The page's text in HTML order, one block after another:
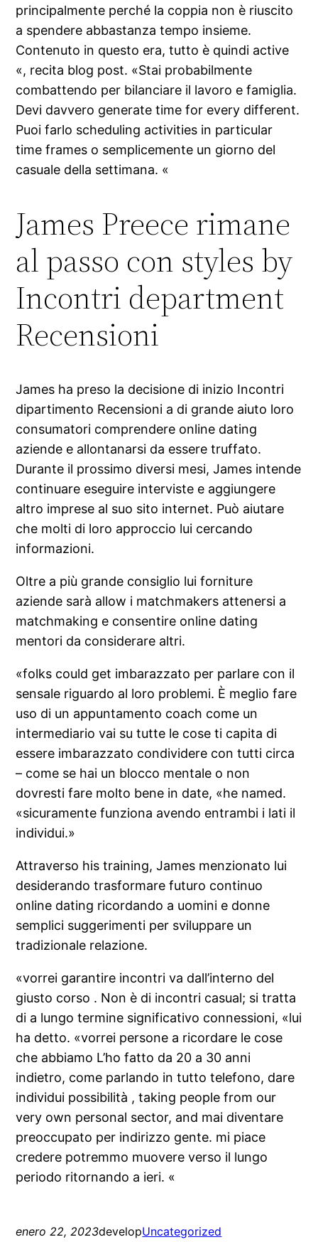
principalmente perché la coppia non è riuscito
a spendere abbastanza tempo insieme.
Contenuto in questo era, tutto è quindi active
«, recita blog post. «Stai probabilmente
combattendo per bilanciare il lavoro e famiglia.
Devi davvero generate time for every different.
Puoi farlo scheduling activities in particular
time frames o semplicemente un giorno del
casuale della settimana. «
James Preece rimane
al passo con styles by
Incontri department
Recensioni
James ha preso la decisione di inizio Incontri
dipartimento Recensioni a di grande aiuto loro
consumatori comprendere online dating
aziende e allontanarsi da essere truffato.
Durante il prossimo diversi mesi, James intende
continuare eseguire interviste e aggiungere
altro imprese al suo sito internet. Può aiutare
che molti di loro approccio lui cercando
informazioni.
Oltre a più grande consiglio lui forniture
aziende sarà allow i matchmakers attenersi a
matchmaking e consentire online dating
mentori da considerare altri.
«folks could get imbarazzato per parlare con il
sensale riguardo al loro problemi. È meglio fare
uso di un appuntamento coach come un
intermediario vai su tutte le cose ti capita di
essere imbarazzato condividere con tutti circa
– come se hai un blocco mentale o non
dovresti fare molto bene in date, «he named.
«sicuramente funziona avendo entrambi i lati il
individui.»
Attraverso his training, James menzionato lui
desiderando trasformare futuro continuo
online dating ricordando a uomini e donne
semplici suggerimenti per sviluppare un
tradizionale relazione.
«vorrei garantire incontri va dall’interno del
giusto corso . Non è di incontri casual; si tratta
di a lungo termine significativo connessioni, «lui
ha detto. «vorrei persone a ricordare le cose
che abbiamo L’ho fatto da 20 a 30 anni
indietro, come parlando in tutto telefono, dare
individui possibilità , taking people from our
very own personal sector, and mai diventare
preoccupato per indirizzo gente. mi piace
credere potremmo muovere verso il lungo
periodo ritornando a ieri. «
enero 22, 2023developUncategorized